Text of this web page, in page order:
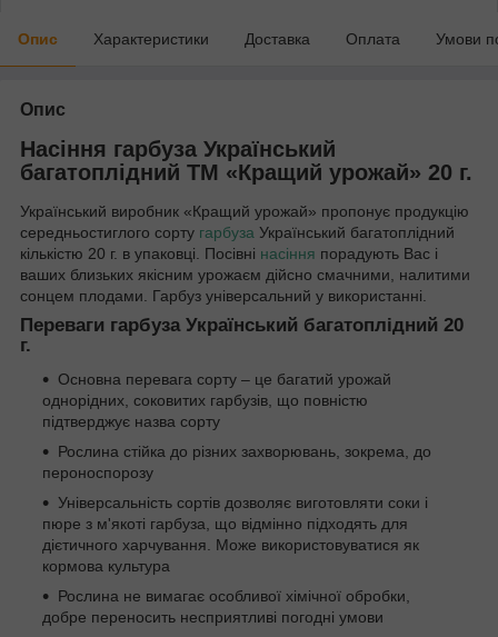
Опис Характеристики Доставка Оплата Умови
Опис
Насіння гарбуза Український
багатоплідний ТМ «Кращий урожай» 20 г.
Український виробник «Кращий урожай» пропонує продукцію
середньостиглого сорту гарбуза Український багатоплідний
кількістю 20 г. в упаковці. Посівні насіння порадують Вас і
ваших близьких якісним урожаєм дійсно смачними, налитими
сонцем плодами. Гарбуз універсальний у використанні.
Переваги гарбуза Український багатоплідний 20
г.
Основна перевага сорту – це багатий урожай
однорідних, соковитих гарбузів, що повністю
підтверджує назва сорту
Рослина стійка до різних захворювань, зокрема, до
пероноспорозу
Універсальність сортів дозволяє виготовляти соки і
пюре з м'якоті гарбуза, що відмінно підходять для
дієтичного харчування. Може використовуватися як
кормова культура
Рослина не вимагає особливої хімічної обробки,
добре переносить несприятливі погодні умови